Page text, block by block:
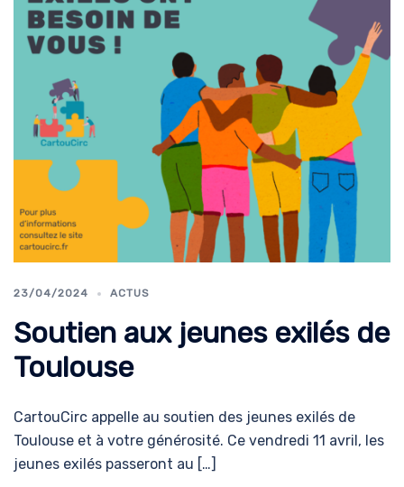
23/04/2024 ACTUS
Soutien aux jeunes exilés de
Toulouse
CartouCirc appelle au soutien des jeunes exilés de
Toulouse et à votre générosité. Ce vendredi 11 avril, les
jeunes exilés passeront au […]